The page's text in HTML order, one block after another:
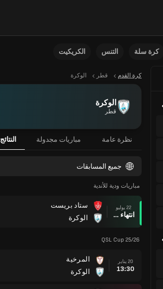
كرة سلة التنس الكريكيت
كرة القدم قطر الوكرة
الوكرة
قطر
نظرة عامة مباريات مجدولة النتائج
جميع المسابقات
مباريات ودية للأندية
22 يوليو
انتهاء وقت المباراة
ستاد بريست
الوكرة
QSL Cup 25/26
20 يناير
13:30
المرخية
الوكرة